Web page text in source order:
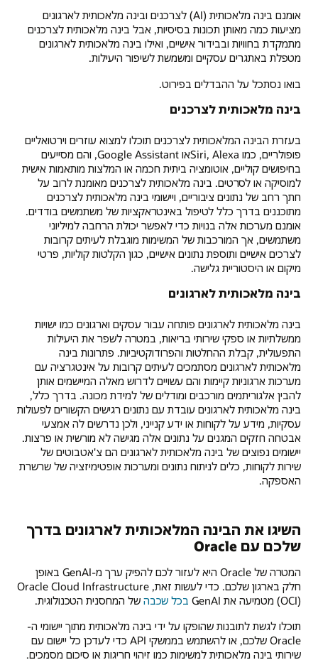
אומנם בינה מלאכותית (AI) לצרכנים ובינה מלאכותית לארגונים
מציעות כמה מאותן תכונות בסיסיות, אבל בינה מלאכותית לצרכנים
מתמקדת בחוויות ובבידור אישיים, ואילו בינה מלאכותית לארגונים
מטפלת באתגרים עסקיים ומשמשת לשיפור היעילות.
בואו נסתכל על ההבדלים בפירוט.
בינה מלאכותית לצרכנים
בעזרת הבינה המלאכותית לצרכנים תוכלו למצוא עוזרים וירטואליים
פופולריים, כמו Siri, Alexaאו Google Assistant, והם מסייעים
בחיפושים קוליים, אוטומציה ביתית חכמה או המלצות מותאמות אישית
למוסיקה או לסרטים. בינה מלאכותית לצרכנים מאומנת לרוב על
חתך רחב של נתונים ציבוריים, ויישומי בינה מלאכותית לצרכנים
מתוכננים בדרך כלל לטיפול באינטראקציות של משתמשים בודדים.
אומנם מערכות אלה בנויות כדי לאפשר יכולת הרחבה למיליוני
משתמשים, אך המורכבות של המשימות מוגבלת לעיתים קרובות
לצרכים אישיים ותוספת נתונים אישיים, כגון הקלטות קוליות, פרטי
מיקום או היסטוריית גלישה.
בינה מלאכותית לארגונים
בינה מלאכותית לארגונים פותחה עבור עסקים וארגונים כמו ישויות
ממשלתיות או ספקי שירותי בריאות, במטרה לשפר את היעילות
התפעולית, קבלת ההחלטות והפרודוקטיביות. פתרונות בינה
מלאכותית לארגונים מסתמכים לעיתים קרובות על אינטגרציה עם
מערכות ארגוניות קיימות והם עשויים לדרוש מאלה המיישמים אותן
להבין אלגוריתמים מורכבים ומודלים של למידת מכונה. בדרך כלל,
בינה מלאכותית לארגונים עובדת עם נתונים רגישים הקשורים לפעולות
עסקיות, מידע על לקוחות או ידע קנייני, ולכן נדרשים לה אמצעי
אבטחה חזקים המגנים על נתונים אלה מגישה לא מורשית או פרצות.
יישומים נפוצים של בינה מלאכותית לארגונים הם צ'אטבוטים של
שירות לקוחות, כלים לניתוח נתונים ומערכות אופטימיזציה של שרשרת
האספקה.
השיגו את הבינה המלאכותית לארגונים בדרך
שלכם עם Oracle
המטרה של Oracle היא לעזור לכם להפיק ערך מ-GenAI באופן
חלק בארגון שלכם. כדי לעשות זאת, Oracle Cloud Infrastructure
(OCI) מטמיעה את GenAI
בכל שכבה של המחסנית הטכנולוגית.
תוכלו לגשת לתובנות שהופקו על ידי בינה מלאכותית מתוך יישומי ה-
Oracle שלכם, או להשתמש בממשקי API כדי לעדכן כל יישום עם
שירותי בינה מלאכותית למשימות כמו זיהוי חריגות או סיכום מסמכים.